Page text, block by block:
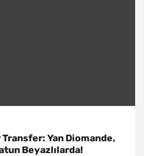
Transfer: Yan Diomande,
Beyazlılarda!